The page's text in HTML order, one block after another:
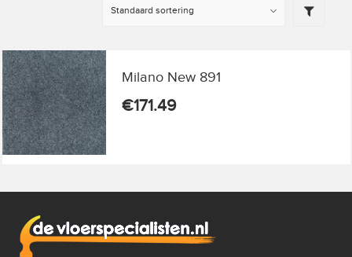
Milano New 891
€171.49